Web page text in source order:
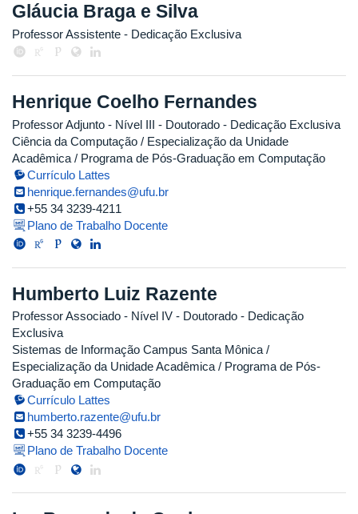
Gláucia Braga e Silva
Professor Assistente - Dedicação Exclusiva
Henrique Coelho Fernandes
Professor Adjunto - Nível III - Doutorado - Dedicação Exclusiva
Ciência da Computação / Especialização da Unidade
Acadêmica / Programa de Pós-Graduação em Computação
Currículo Lattes
henrique.fernandes@ufu.br
+55 34 3239-4211
Plano de Trabalho Docente
Humberto Luiz Razente
Professor Associado - Nível IV - Doutorado - Dedicação
Exclusiva
Sistemas de Informação Campus Santa Mônica /
Especialização da Unidade Acadêmica / Programa de Pós-
Graduação em Computação
Currículo Lattes
humberto.razente@ufu.br
+55 34 3239-4496
Plano de Trabalho Docente